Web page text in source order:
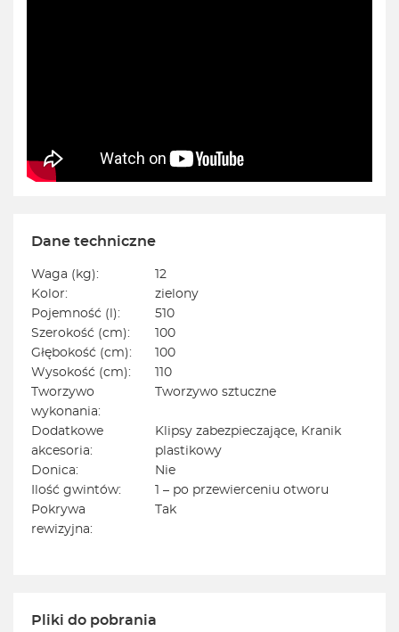
Dane techniczne
Waga (kg):
12
Kolor:
zielony
Pojemność (l):
510
Szerokość (cm):
100
Głębokość (cm):
100
Wysokość (cm):
110
Tworzywo
wykonania:
Tworzywo sztuczne
Dodatkowe
akcesoria:
Klipsy zabezpieczające, Kranik
plastikowy
Donica:
Nie
Ilość gwintów:
1 – po przewierceniu otworu
Pokrywa
rewizyjna:
Tak
Pliki do pobrania